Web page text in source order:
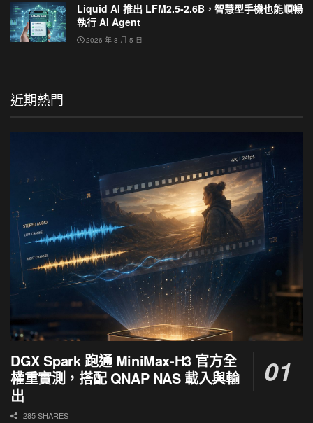
Liquid AI 推出 LFM2.5-2.6B，智慧型手機也能順暢
執行 AI Agent
2026 年 8 月 5 日
近期熱門
DGX Spark 跑通 MiniMax-H3 官方全
權重實測，搭配 QNAP NAS 載入與輸
出
285 SHARES